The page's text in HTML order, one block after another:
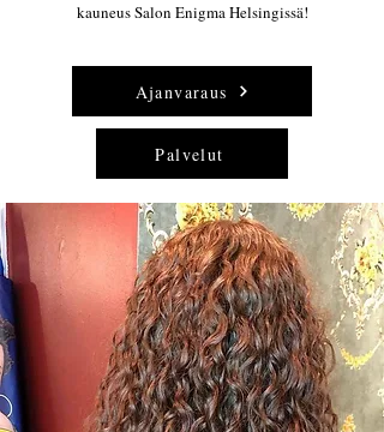
kauneus Salon Enigma Helsingissä!
Ajanvaraus
Palvelut